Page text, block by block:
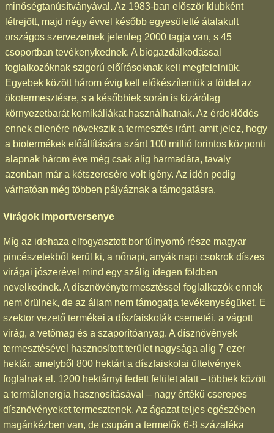
minőségtanúsítványával. Az 1983-ban először klubként
létrejött, majd négy évvel később egyesületté átalakult
országos szervezetnek jelenleg 2000 tagja van, s 45
csoportban tevékenykednek. A biogazdálkodással
foglalkozóknak szigorú előírásoknak kell megfelelniük.
Egyebek között három évig kell előkészíteniük a földet az
ökotermesztésre, s a későbbiek során is kizárólag
környezetbarát kemikáliákat használhatnak. Az érdeklődés
ennek ellenére növekszik a termesztés iránt, amit jelez, hogy
a biotermékek előállítására szánt 100 millió forintos központi
alapnak három éve még csak alig harmadára, tavaly
azonban már a kétszeresére volt igény. Az idén pedig
várhatóan még többen pályáznak a támogatásra.
Virágok importversenye
Míg az idehaza elfogyasztott bor túlnyomó része magyar
pincészetekből kerül ki, a nőnapi, anyák napi csokrok díszes
virágai jószerével mind egy szálig idegen földben
nevelkednek. A dísznövénytermesztéssel foglalkozók ennek
nem örülnek, de az állam nem támogatja tevékenységüket. E
szektor vezető termékei a díszfaiskolák csemetéi, a vágott
virág, a vetőmag és a szaporítóanyag. A dísznövények
termesztésével hasznosított terület nagysága alig 7 ezer
hektár, amelyből 800 hektárt a díszfaiskolai ültetvények
foglalnak el. 1200 hektárnyi fedett felület alatt – többek között
a termálenergia hasznosításával – nagy értékű cserepes
dísznövényeket termesztenek. Az ágazat teljes egészében
magánkézben van, de csupán a termelők 6-8 százaléka